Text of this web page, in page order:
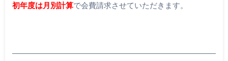
初年度は月別計算で会費請求させていただきます。